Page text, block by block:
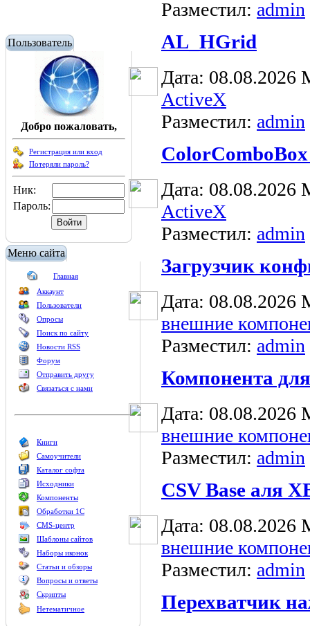
Пользователь
Добро пожаловать,
Регистрация или вход
Потеряли пароль?
Ник:
Пароль:
Меню сайта
Главная
Аккаунт
Пользователи
Опросы
Поиск по сайту
Новости RSS
Форум
Отправить другу
Связаться с нами
Книги
Самоучители
Каталог софта
Исходники
Компоненты
Обработки 1С
CMS-центр
Шаблоны сайтов
Наборы иконок
Статьи и обзоры
Вопросы и ответы
Скрипты
Нетематичное
Разместил: admin
AL_HGrid
Дата: 08.08.2026
ActiveX
Разместил: admin
Дата: 08.08.2026
ActiveX
Разместил: admin
Загрузчик
Дата: 08.08.2026
внешние
Разместил: admin
Компонента
Дата: 08.08.2026
внешние
Разместил: admin
CSV Base аля
Дата: 08.08.2026
внешние
Разместил: admin
Перехватчик